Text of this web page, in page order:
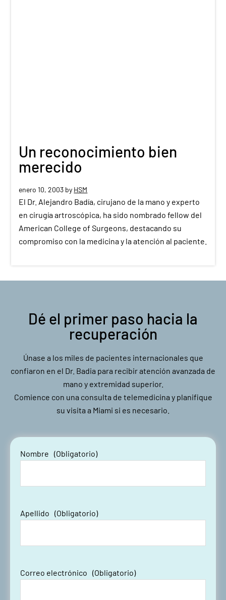
Un reconocimiento bien
merecido
enero 10, 2003 by HSM
El Dr. Alejandro Badía, cirujano de la mano y experto
en cirugía artroscópica, ha sido nombrado fellow del
American College of Surgeons, destacando su
compromiso con la medicina y la atención al paciente.
Dé el primer paso hacia la
recuperación
Únase a los miles de pacientes internacionales que
confiaron en el Dr. Badia para recibir atención avanzada de
mano y extremidad superior.
Comience con una consulta de telemedicina y planifique
su visita a Miami si es necesario.
Nombre (Obligatorio)
Apellido (Obligatorio)
Correo electrónico (Obligatorio)